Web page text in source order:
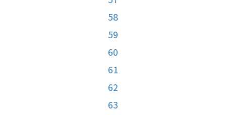
58
59
60
61
62
63